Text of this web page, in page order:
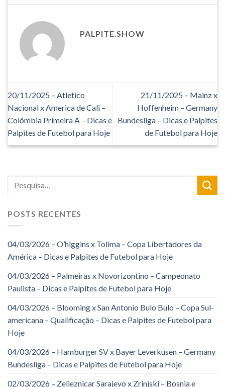
PALPITE.SHOW
20/11/2025 – Atletico
Nacional x America de Cali –
Colômbia Primeira A – Dicas e
Palpites de Futebol para Hoje
21/11/2025 – Mainz x
Hoffenheim – Germany
Bundesliga – Dicas e Palpites
de Futebol para Hoje
POSTS RECENTES
04/03/2026 – O’higgins x Tolima – Copa Libertadores da
América – Dicas e Palpites de Futebol para Hoje
04/03/2026 – Palmeiras x Novorizontino – Campeonato
Paulista – Dicas e Palpites de Futebol para Hoje
04/03/2026 – Blooming x San Antonio Bulo Bulo – Copa Sul-
americana – Qualificação – Dicas e Palpites de Futebol para
Hoje
04/03/2026 – Hamburger SV x Bayer Leverkusen – Germany
Bundesliga – Dicas e Palpites de Futebol para Hoje
02/03/2026 – Zeljeznicar Sarajevo x Zrinjski – Bosnia e